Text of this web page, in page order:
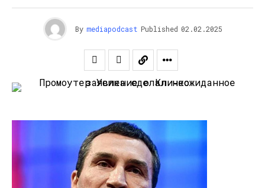
By mediapodcast Published 02.02.2025